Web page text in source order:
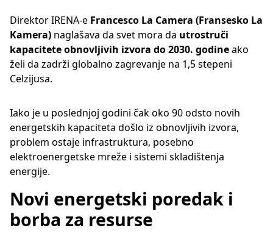
Direktor IRENA-e Francesco La Camera (Fransesko La
Kamera) naglašava da svet mora da utrostruči
kapacitete obnovljivih izvora do 2030. godineako
želi da zadrži globalno zagrevanje na 1,5 stepeni
Celzijusa.
Iako je u poslednjoj godini čak oko 90 odsto novih
energetskih kapaciteta došlo iz obnovljivih izvora,
problem ostaje infrastruktura, posebno
elektroenergetske mreže i sistemi skladištenja
energije.
Novi energetski poredak i
borba za resurse